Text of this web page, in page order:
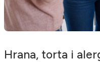
Hrana, torta i